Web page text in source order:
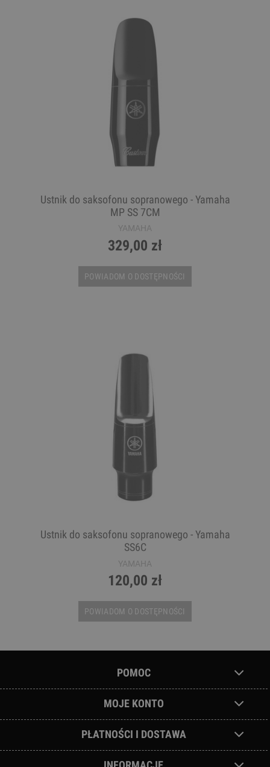
Ustnik do saksofonu sopranowego - Yamaha
MP SS 7CM
YAMAHA
329,00 zł
POWIADOM O DOSTĘPNOŚCI
Ustnik do saksofonu sopranowego - Yamaha
SS6C
YAMAHA
120,00 zł
POWIADOM O DOSTĘPNOŚCI
POMOC
MOJE KONTO
PŁATNOŚCI I DOSTAWA